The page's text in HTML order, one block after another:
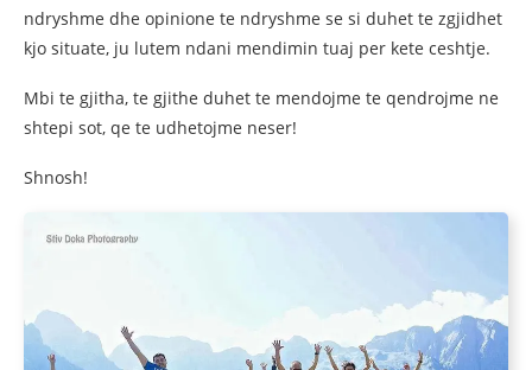
ndryshme dhe opinione te ndryshme se si duhet te zgjidhet
kjo situate, ju lutem ndani mendimin tuaj per kete ceshtje.
Mbi te gjitha, te gjithe duhet te mendojme te qendrojme ne
shtepi sot, qe te udhetojme neser!
Shnosh!